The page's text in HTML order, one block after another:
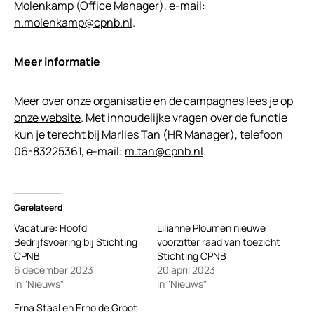
Molenkamp (Office Manager), e-mail:
n.molenkamp@cpnb.nl.
Meer informatie
Meer over onze organisatie en de campagnes lees je op
onze website. Met inhoudelijke vragen over de functie
kun je terecht bij Marlies Tan (HR Manager), telefoon
06-83225361, e-mail: m.tan@cpnb.nl.
Gerelateerd
Vacature: Hoofd
Bedrijfsvoering bij Stichting
CPNB
6 december 2023
In "Nieuws"
Lilianne Ploumen nieuwe
voorzitter raad van toezicht
Stichting CPNB
20 april 2023
In "Nieuws"
Erna Staal en Erno de Groot